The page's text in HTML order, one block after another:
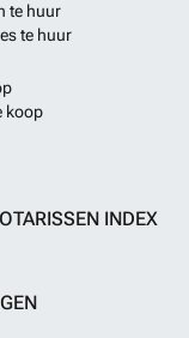
te huur
te huur
koop
INDEX